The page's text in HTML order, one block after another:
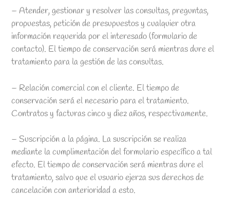
– Atender, gestionar y resolver las consultas, preguntas,
propuestas, petición de presupuestos y cualquier otra
información requerida por el interesado (formulario de
contacto). El tiempo de conservación será mientras dure el
tratamiento para la gestión de las consultas.
– Relación comercial con el cliente. El tiempo de
conservación será el necesario para el tratamiento.
Contratos y facturas cinco y diez años, respectivamente.
– Suscripción a la página. La suscripción se realiza
mediante la cumplimentación del formulario específico a tal
efecto. El tiempo de conservación será mientras dure el
tratamiento, salvo que el usuario ejerza sus derechos de
cancelación con anterioridad a esto.